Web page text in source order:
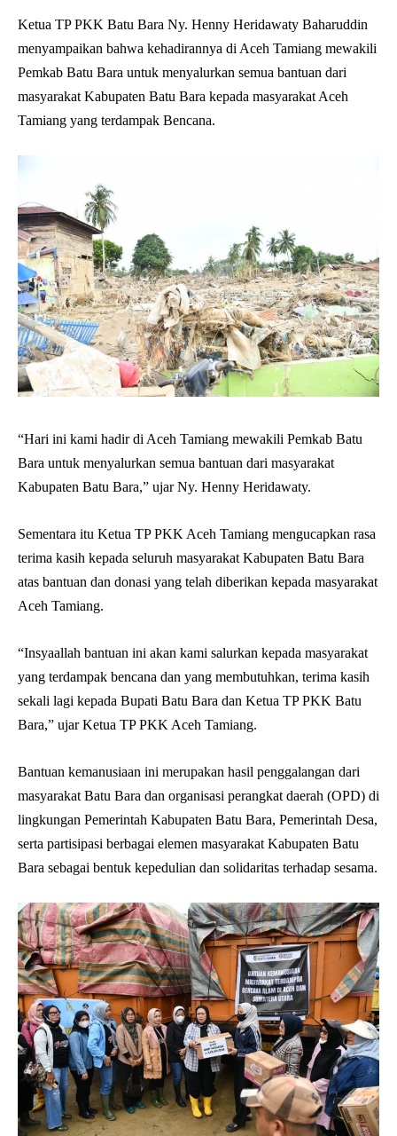
Ketua TP PKK Batu Bara Ny. Henny Heridawaty Baharuddin
menyampaikan bahwa kehadirannya di Aceh Tamiang mewakili
Pemkab Batu Bara untuk menyalurkan semua bantuan dari
masyarakat Kabupaten Batu Bara kepada masyarakat Aceh
Tamiang yang terdampak Bencana.
“Hari ini kami hadir di Aceh Tamiang mewakili Pemkab Batu
Bara untuk menyalurkan semua bantuan dari masyarakat
Kabupaten Batu Bara,” ujar Ny. Henny Heridawaty.
Sementara itu Ketua TP PKK Aceh Tamiang mengucapkan rasa
terima kasih kepada seluruh masyarakat Kabupaten Batu Bara
atas bantuan dan donasi yang telah diberikan kepada masyarakat
Aceh Tamiang.
“Insyaallah bantuan ini akan kami salurkan kepada masyarakat
yang terdampak bencana dan yang membutuhkan, terima kasih
sekali lagi kepada Bupati Batu Bara dan Ketua TP PKK Batu
Bara,” ujar Ketua TP PKK Aceh Tamiang.
Bantuan kemanusiaan ini merupakan hasil penggalangan dari
masyarakat Batu Bara dan organisasi perangkat daerah (OPD) di
lingkungan Pemerintah Kabupaten Batu Bara, Pemerintah Desa,
serta partisipasi berbagai elemen masyarakat Kabupaten Batu
Bara sebagai bentuk kepedulian dan solidaritas terhadap sesama.